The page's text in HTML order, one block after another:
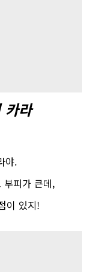
카라
야.
피가 큰데,
이 있지!